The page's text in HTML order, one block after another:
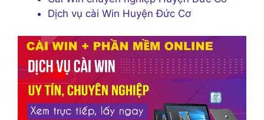
Dịch vụ cài Win Huyện Đức Cơ